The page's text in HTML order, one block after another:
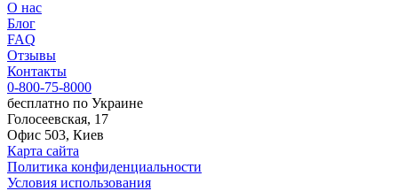
О нас
Блог
FAQ
Отзывы
Контакты
0-800-75-8000
бесплатно по Украине
Голосеевская, 17
Офис 503, Киев
Карта сайта
Политика конфиденциальности
Условия использования